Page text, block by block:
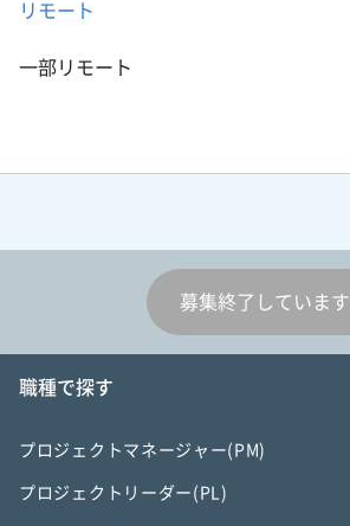
リモート
一部リモート
募集終了しています
職種で探す
プロジェクトマネージャー(PM)
プロジェクトリーダー(PL)